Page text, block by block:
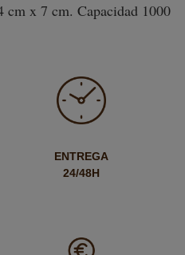
cm x 7 cm. Capacidad 1000
ENTREGA
24/48H